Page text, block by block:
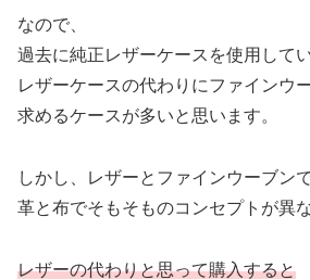
なので、
過去に純正レザーケースを使用して
レザーケースの代わりにファインウ
求めるケースが多いと思います。
しかし、レザーとファインウーブンで
革と布でそもそものコンセプトが異
レザーの代わりと思って購入すると